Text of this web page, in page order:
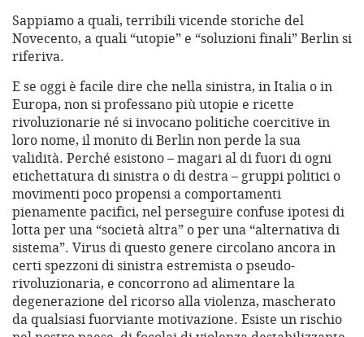
Sappiamo a quali, terribili vicende storiche del
Novecento, a quali “utopie” e “soluzioni finali” Berlin si
riferiva.
E se oggi è facile dire che nella sinistra, in Italia o in
Europa, non si professano più utopie e ricette
rivoluzionarie né si invocano politiche coercitive in
loro nome, il monito di Berlin non perde la sua
validità. Perché esistono – magari al di fuori di ogni
etichettatura di sinistra o di destra – gruppi politici o
movimenti poco propensi a comportamenti
pienamente pacifici, nel perseguire confuse ipotesi di
lotta per una “società altra” o per una “alternativa di
sistema”. Virus di questo genere circolano ancora in
certi spezzoni di sinistra estremista o pseudo-
rivoluzionaria, e concorrono ad alimentare la
degenerazione del ricorso alla violenza, mascherato
da qualsiasi fuorviante motivazione. Esiste un rischio